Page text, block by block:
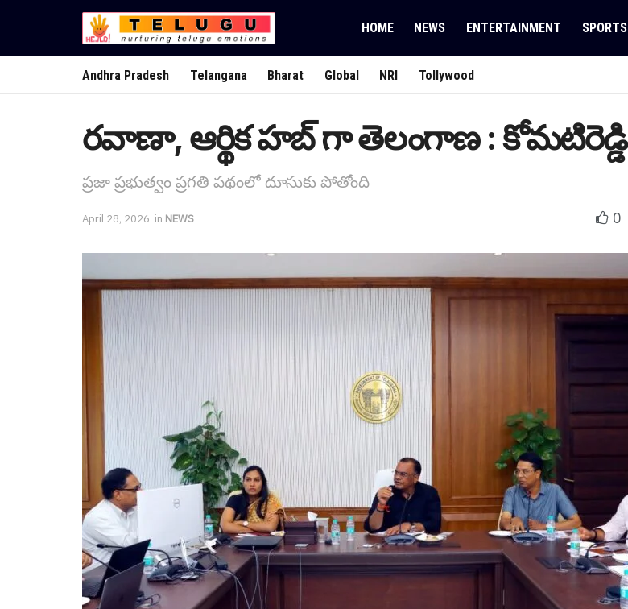
HOME NEWS ENTERTAINMENT SPORTS
Andhra Pradesh Telangana Bharat Global NRI Tollywood
ర‌వాణా, ఆర్థిక హ‌బ్ గా తెలంగాణ : కోమ‌టిరెడ్డి
ప్ర‌జా ప్ర‌భుత్వం ప్ర‌గ‌తి ప‌థంలో దూసుకు పోతోంది
April 28, 2026 in NEWS 0